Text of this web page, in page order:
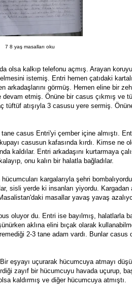
7 8 yaş masalları oku
olsa kalkıp telefonu açmış. Arayan
istemiş. Entri hemen çatıdaki
arkadaşlarını görmüş. Hemen eline bir
etmiş. Önüne bir casus çıkmış ve
tüftüf atışıyla 3 casusu yere sermiş.
casus Entri'yi çember içine almıştı.
casusun kafasında kırdı. Kimse ne
kaldılar. Entri arkadaşını kurtarmaya
onu kalın bir halatla bağladılar.
kargalarıyla şehri
sisli yerde ki insanları yiyordu. Kargadan
masallar yavaş yavaş
oluyor du. Entri ise bayılmış, halatlarla
aklına elini bıçak olarak
2-3 tane adam vardı. Bunlar casus
eşyayı uçurarak hücumcuya atmayı
zayıf bir hücumcuyu havada uçurup,
kaldırmış ve diğer hücumcuya atmıştı.